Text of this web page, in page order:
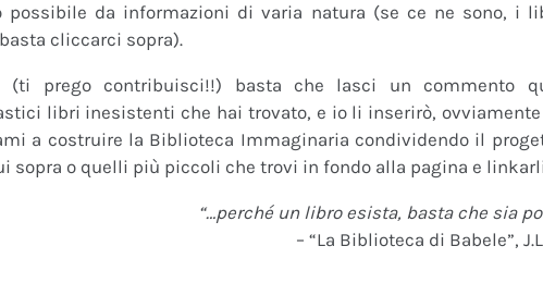
possibile da informazioni di varia natura (se ce ne sono, i
cliccarci sopra).
(ti prego contribuisci!!) basta che lasci un commento
libri inesistenti che hai trovato, e io li inserirò,
a costruire la Biblioteca Immaginaria condividendo il
sopra o quelli più piccoli che trovi in fondo alla pagina e
“…perché un libro esista, basta che sia
– “La Biblioteca di Babele”,